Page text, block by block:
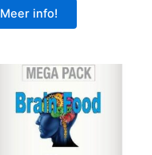
Meer info!